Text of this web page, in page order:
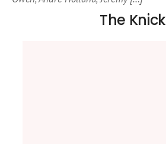
The Knick